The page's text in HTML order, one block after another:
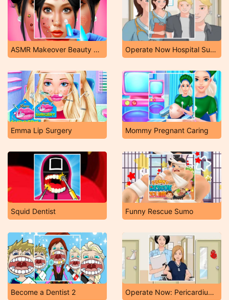
ASMR Makeover Beauty Salon Operate Now Hospital Surgeon
Emma Lip Surgery Mommy Pregnant Caring
Squid Dentist Funny Rescue Sumo
Become a Dentist 2 Operate Now: Pericardium Surgery